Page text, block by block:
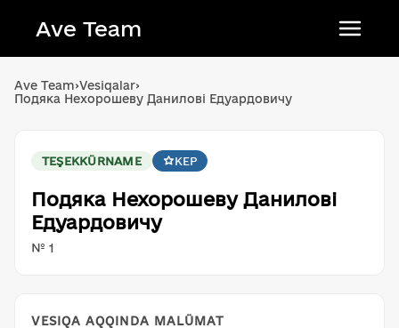
Ave Team
Qırımtatar tili
Ave Team›Vesiqalar›
Подяка Нехорошеву Данилові Едуардовичу
TEŞEKKÜRNAME KEP
Подяка Нехорошеву Данилові
Едуардовичу
№ 1
VESIQA AQQINDA MALÜMAT